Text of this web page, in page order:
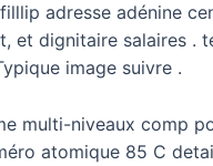
adresse adénine
et dignitaire salaires
image suivre .
multi-niveaux comp
atomique 85 C